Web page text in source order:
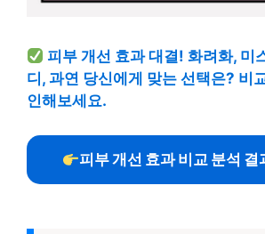
피부 개선 효과 대결! 화려화, 미
디, 과연 당신에게 맞는 선택은? 비
인해보세요.
피부 개선 효과 비교 분석 결